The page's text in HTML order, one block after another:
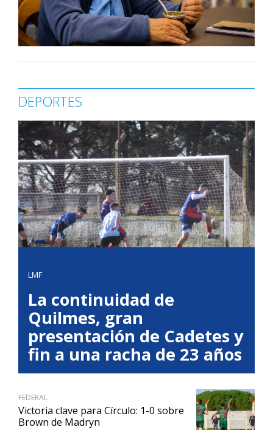
DEPORTES
LMF
La continuidad de
Quilmes, gran
presentación de Cadetes y
fin a una racha de 23 años
FEDERAL
Victoria clave para Círculo: 1-0 sobre
Brown de Madryn